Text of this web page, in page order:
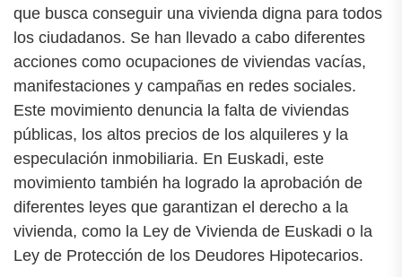
que busca conseguir una vivienda digna para todos
los ciudadanos. Se han llevado a cabo diferentes
acciones como ocupaciones de viviendas vacías,
manifestaciones y campañas en redes sociales.
Este movimiento denuncia la falta de viviendas
públicas, los altos precios de los alquileres y la
especulación inmobiliaria. En Euskadi, este
movimiento también ha logrado la aprobación de
diferentes leyes que garantizan el derecho a la
vivienda, como la Ley de Vivienda de Euskadi o la
Ley de Protección de los Deudores Hipotecarios.